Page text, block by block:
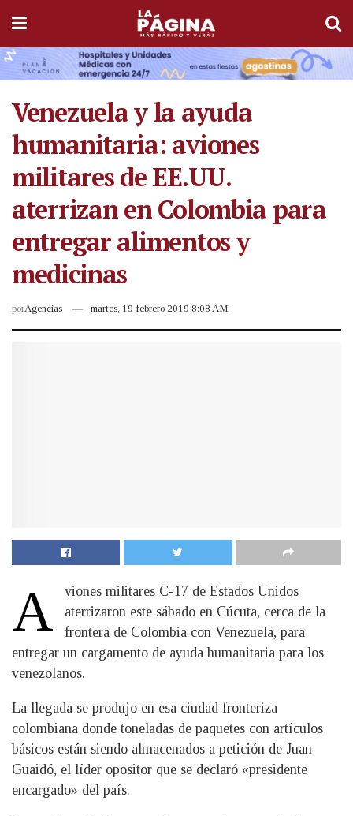
Venezuela y la ayuda
humanitaria: aviones
militares de EE.UU.
aterrizan en Colombia para
entregar alimentos y
medicinas
porAgencias martes, 19 febrero 2019 8:08 AM
A
viones militares C-17 de Estados Unidos
aterrizaron este sábado en Cúcuta, cerca de la
frontera de Colombia con Venezuela, para
entregar un cargamento de ayuda humanitaria para los
venezolanos.
La llegada se produjo en esa ciudad fronteriza
colombiana donde toneladas de paquetes con artículos
básicos están siendo almacenados a petición de Juan
Guaidó, el líder opositor que se declaró «presidente
encargado» del país.